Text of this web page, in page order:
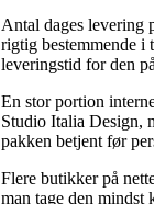
Antal dages levering
rigtig bestemmende i
leveringstid for den
En stor portion
Studio Italia Design,
pakken betjent før
Flere butikker på
man tage den mindst